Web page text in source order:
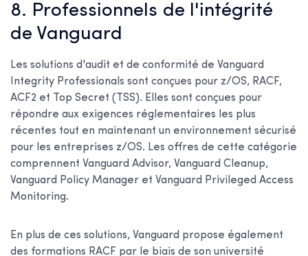
8. Professionnels de l'intégrité
de Vanguard
Les solutions d'audit et de conformité de Vanguard
Integrity Professionals sont conçues pour z/OS, RACF,
ACF2 et Top Secret (TSS). Elles sont conçues pour
répondre aux exigences réglementaires les plus
récentes tout en maintenant un environnement sécurisé
pour les entreprises z/OS. Les offres de cette catégorie
comprennent Vanguard Advisor, Vanguard Cleanup,
Vanguard Policy Manager et Vanguard Privileged Access
Monitoring.
En plus de ces solutions, Vanguard propose également
des formations RACF par le biais de son université